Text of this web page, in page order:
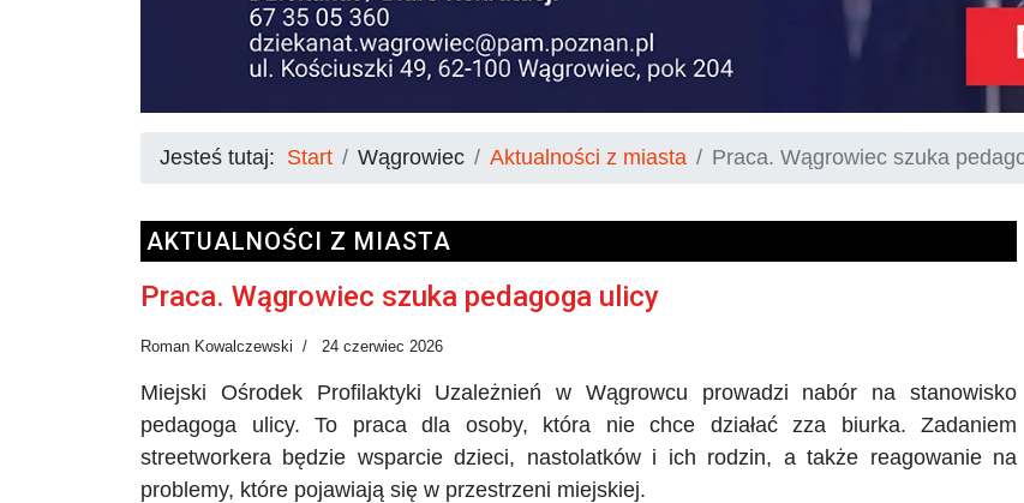
Jesteś tutaj: Start Wągrowiec Aktualności z miasta Praca. Wągrowiec szuka
AKTUALNOŚCI Z MIASTA
Praca. Wągrowiec szuka pedagoga ulicy
Roman Kowalczewski 24 czerwiec 2026
Miejski Ośrodek Profilaktyki Uzależnień w Wągrowcu prowadzi nabór na stanowisko
pedagoga ulicy. To praca dla osoby, która nie chce działać zza biurka. Zadaniem
streetworkera będzie wsparcie dzieci, nastolatków i ich rodzin, a także reagowanie na
problemy, które pojawiają się w przestrzeni miejskiej.